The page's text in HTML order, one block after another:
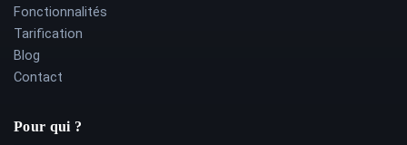
Fonctionnalités
Tarification
Blog
Contact
Pour qui ?